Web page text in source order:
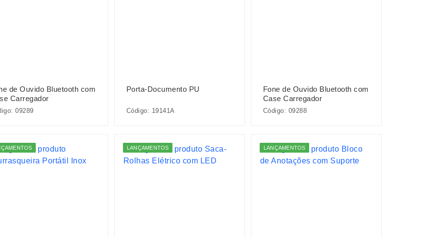
de Ouvido Bluetooth com
Carregador
09289
Porta-Documento PU
Código: 19141A
Fone de Ouvido Bluetooth com
Case Carregador
Código: 09288
LANÇAMENTOS LANÇAMENTOS